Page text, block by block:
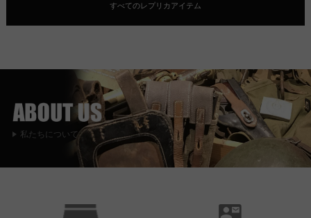
すべてのレプリカアイテム
私たちについて